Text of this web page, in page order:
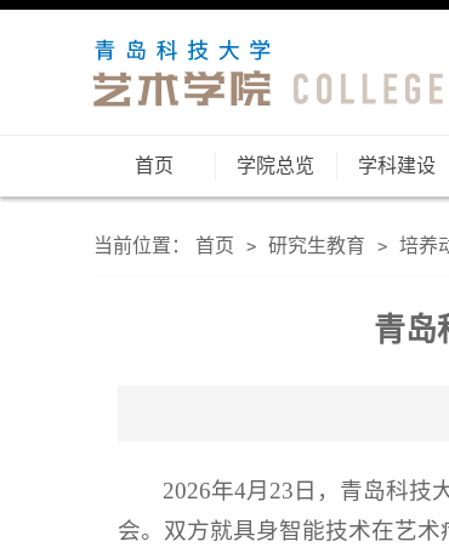
首页 学院总览 学科建设
当前位置： 首页 > 研究生教育 > 培养
青岛
2026年4月23日，青岛科技
会。双方就具身智能技术在艺